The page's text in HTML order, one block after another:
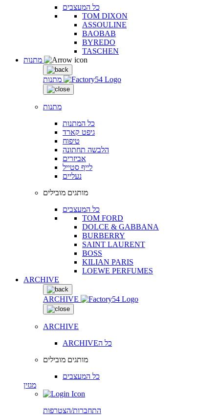
כל המעצבים
TOM DIXON
ASSOULINE
BAOBAB
BYREDO
TASCHEN
מתנות
מתנות
כל המתנות
גיפט קארד
טיפוח
הלבשה תחתונה
אביזרים
לייף סטייל
נעליים
מותגים מובילים
כל המעצבים
TOM FORD
DOLCE & GABBANA
BURBERRY
SAINT LAURENT
BOSS
KILIAN PARIS
LOEWE PERFUMES
ARCHIVE
ARCHIVE
ARCHIVE
ARCHIVEכל ה
מותגים מובילים
כל המעצבים
מגזין
התחברות/הצטרפות